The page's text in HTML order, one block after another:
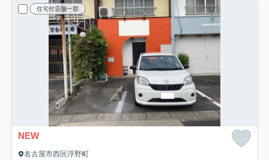
住宅付店舗一部
NEW
名古屋市西区浮野町